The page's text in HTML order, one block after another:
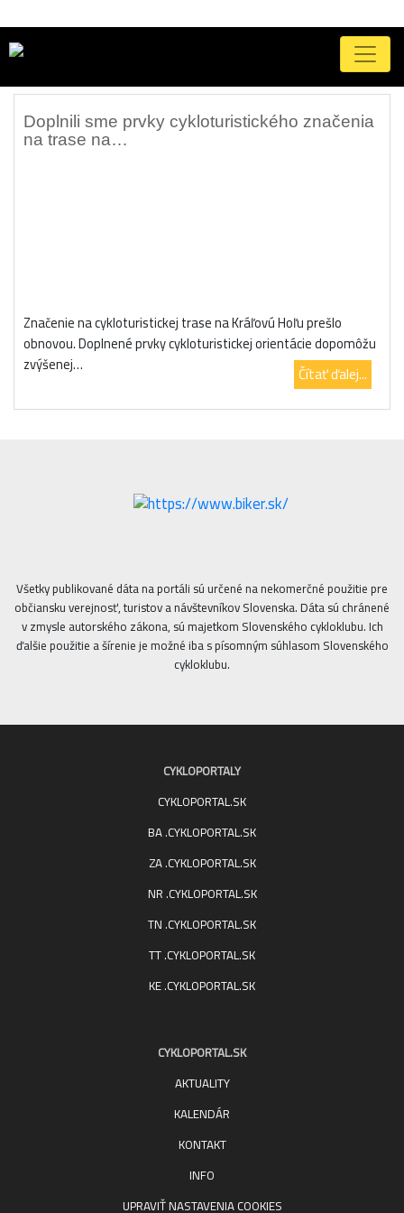
Značka:svište
Doplnili sme prvky cykloturistického značenia
na trase na…
Značenie na cykloturistickej trase na Kráľovú Hoľu prešlo
obnovou. Doplnené prvky cykloturistickej orientácie dopomôžu
zvýšenej…
Čítať ďalej...
Všetky publikované dáta na portáli sú určené na nekomerčné použitie pre
občiansku verejnosť, turistov a návštevníkov Slovenska. Dáta sú chránené
v zmysle autorského zákona, sú majetkom Slovenského cykloklubu. Ich
ďalšie použitie a šírenie je možné iba s písomným súhlasom Slovenského
cykloklubu.
CYKLOPORTALY
CYKLOPORTAL.SK
BA .CYKLOPORTAL.SK
ZA .CYKLOPORTAL.SK
NR .CYKLOPORTAL.SK
TN .CYKLOPORTAL.SK
TT .CYKLOPORTAL.SK
KE .CYKLOPORTAL.SK
CYKLOPORTAL.SK
AKTUALITY
KALENDÁR
KONTAKT
INFO
UPRAVIŤ NASTAVENIA COOKIES